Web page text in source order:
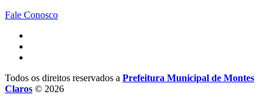
Fale Conosco
Todos os direitos reservados a Prefeitura Municipal de Montes
Claros © 2026